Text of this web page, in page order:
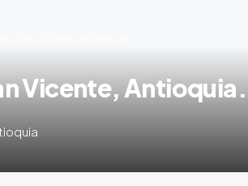
Vicente, Antioquia.